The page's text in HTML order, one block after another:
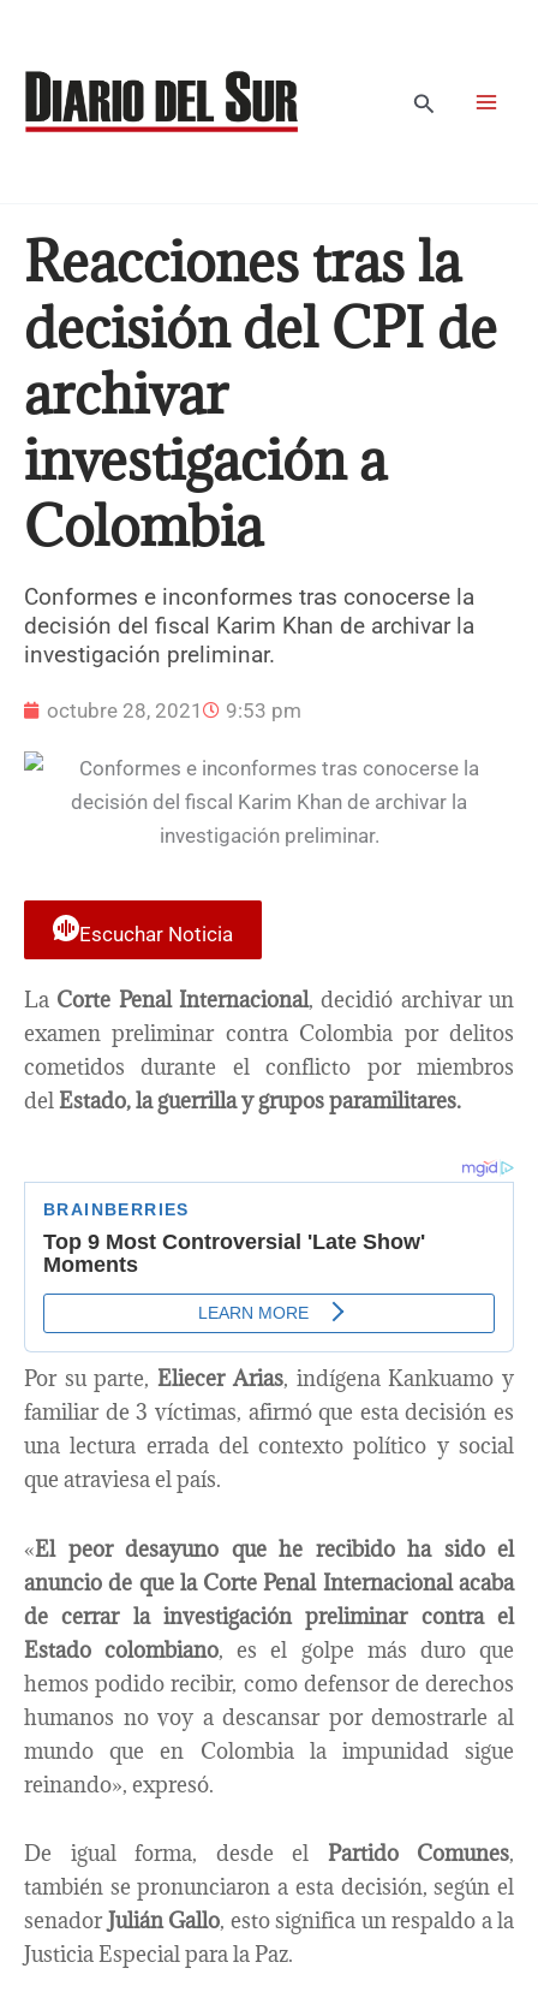
contenido
Buscar
Reacciones tras la
decisión del CPI de
archivar
investigación a
Colombia
Conformes e inconformes tras conocerse la
decisión del fiscal Karim Khan de archivar la
investigación preliminar.
octubre 28, 2021 9:53 pm
Escuchar Noticia
La Corte Penal Internacional, decidió archivar un
examen preliminar contra Colombia por delitos
cometidos durante el conflicto por miembros
delEstado, la guerrilla y grupos paramilitares.
Por su parte,Eliecer Arias, indígena Kankuamo y
familiar de 3 víctimas, afirmó que esta decisión es
una lectura errada del contexto político y social
que atraviesa el país.
«El peor desayuno que he recibido ha sido el
anuncio de que la Corte Penal Internacional acaba
de cerrar la investigación preliminar contra el
Estado colombiano, es el golpe más duro que
hemos podido recibir, como defensor de derechos
humanos no voy a descansar por demostrarle al
mundo que en Colombia la impunidad sigue
reinando», expresó.
De igual forma, desde el Partido Comunes,
también se pronunciaron a esta decisión, según el
senadorJulián Gallo, esto significa un respaldo a la
Justicia Especial para la Paz.